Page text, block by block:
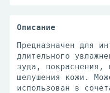
Описание
Предназначен для
длительного
зуда, покраснения,
шелушения кожи.
использован в